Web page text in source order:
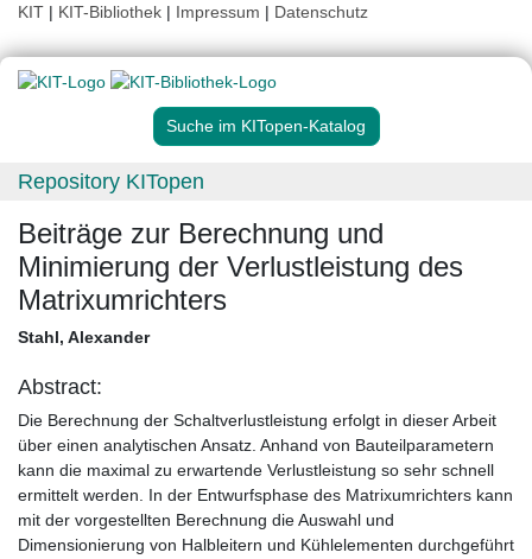
KIT | KIT-Bibliothek | Impressum | Datenschutz
Suche im KITopen-Katalog
Repository KITopen
Beiträge zur Berechnung und
Minimierung der Verlustleistung des
Matrixumrichters
Stahl, Alexander
Abstract:
Die Berechnung der Schaltverlustleistung erfolgt in dieser Arbeit
über einen analytischen Ansatz. Anhand von Bauteilparametern
kann die maximal zu erwartende Verlustleistung so sehr schnell
ermittelt werden. In der Entwurfsphase des Matrixumrichters kann
mit der vorgestellten Berechnung die Auswahl und
Dimensionierung von Halbleitern und Kühlelementen durchgeführt